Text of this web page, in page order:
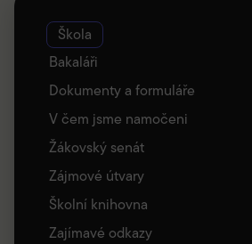
Škola
Bakaláři
Dokumenty a formuláře
V čem jsme namočeni
Žákovský senát
Zájmové útvary
Školní knihovna
Zajímavé odkazy